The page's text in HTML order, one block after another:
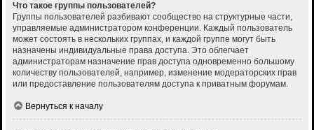
Что такое группы пользователей?
Группы пользователей разбивают сообщество на структурные части,
управляемые администратором конференции. Каждый пользователь
может состоять в нескольких группах, и каждой группе могут быть
назначены индивидуальные права доступа. Это облегчает
администраторам назначение прав доступа одновременно большому
количеству пользователей, например, изменение модераторских прав
или предоставление пользователям доступа к приватным форумам.
Вернуться к началу